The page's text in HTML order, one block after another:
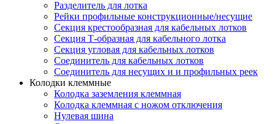
Разделитель для лотка
Рейки профильные конструкционные/несущие
Секция крестообразная для кабельных лотков
Секция Т-образная для кабельного лотка
Секция угловая для кабельных лотков
Соединитель для кабельных лотков
Соединитель для несущих и и профильных реек
Колодки клеммные
Колодка заземления клеммная
Колодка клеммная с ножом отключения
Нулевая шина